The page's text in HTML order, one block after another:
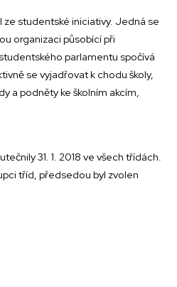
studentské iniciativy. Jedná se
organizaci působící při
parlamentu spočívá
se vyjadřovat k chodu školy,
a podněty ke školním akcím,
31. 1. 2018 ve všech třídách.
tříd, předsedou byl zvolen